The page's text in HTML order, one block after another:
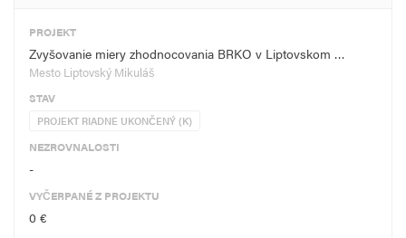
PROJEKT
Zvyšovanie miery zhodnocovania BRKO v Liptovskom …
Mesto Liptovský Mikuláš
STAV
PROJEKT RIADNE UKONČENÝ (K)
NEZROVNALOSTI
-
VYČERPANÉ Z PROJEKTU
0 €